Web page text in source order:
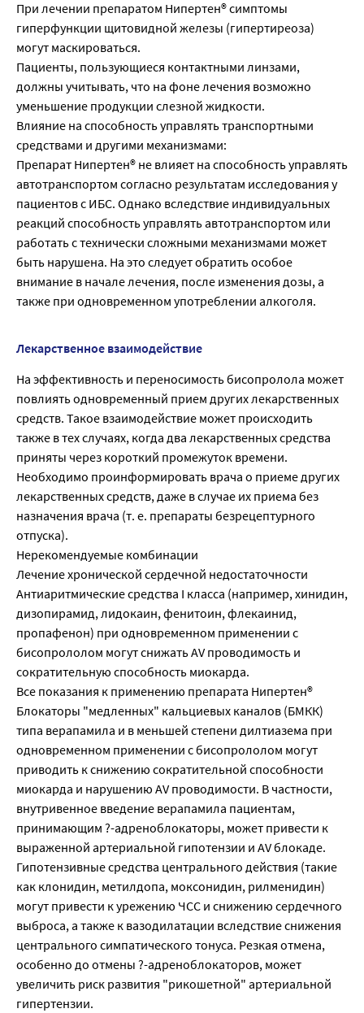
При лечении препаратом Нипертен® симптомы
гиперфункции щитовидной железы (гипертиреоза)
могут маскироваться.
Пациенты, пользующиеся контактными линзами,
должны учитывать, что на фоне лечения возможно
уменьшение продукции слезной жидкости.
Влияние на способность управлять транспортными
средствами и другими механизмами:
Препарат Нипертен® не влияет на способность управлять
автотранспортом согласно результатам исследования у
пациентов с ИБС. Однако вследствие индивидуальных
реакций способность управлять автотранспортом или
работать с технически сложными механизмами может
быть нарушена. На это следует обратить особое
внимание в начале лечения, после изменения дозы, а
также при одновременном употреблении алкоголя.
Лекарственное взаимодействие
На эффективность и переносимость бисопролола может
повлиять одновременный прием других лекарственных
средств. Такое взаимодействие может происходить
также в тех случаях, когда два лекарственных средства
приняты через короткий промежуток времени.
Необходимо проинформировать врача о приеме других
лекарственных средств, даже в случае их приема без
назначения врача (т. е. препараты безрецептурного
отпуска).
Нерекомендуемые комбинации
Лечение хронической сердечной недостаточности
Антиаритмические средства I класса (например, хинидин,
дизопирамид, лидокаин, фенитоин, флекаинид,
пропафенон) при одновременном применении с
бисопрололом могут снижать AV проводимость и
сократительную способность миокарда.
Все показания к применению препарата Нипертен®
Блокаторы "медленных" кальциевых каналов (БМКК)
типа верапамила и в меньшей степени дилтиазема при
одновременном применении с бисопрололом могут
приводить к снижению сократительной способности
миокарда и нарушению AV проводимости. В частности,
внутривенное введение верапамила пациентам,
принимающим ?-адреноблокаторы, может привести к
выраженной артериальной гипотензии и AV блокаде.
Гипотензивные средства центрального действия (такие
как клонидин, метилдопа, моксонидин, рилменидин)
могут привести к урежению ЧСС и снижению сердечного
выброса, а также к вазодилатации вследствие снижения
центрального симпатического тонуса. Резкая отмена,
особенно до отмены ?-адреноблокаторов, может
увеличить риск развития "рикошетной" артериальной
гипертензии.